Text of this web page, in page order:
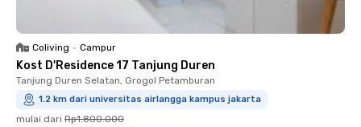
Coliving • Campur
Kost D'Residence 17 Tanjung Duren
Tanjung Duren Selatan, Grogol Petamburan
1.2 km dari universitas airlangga kampus jakarta
mulai dari Rp1.800.000